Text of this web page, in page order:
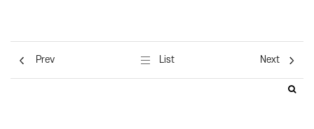
Prev List Next